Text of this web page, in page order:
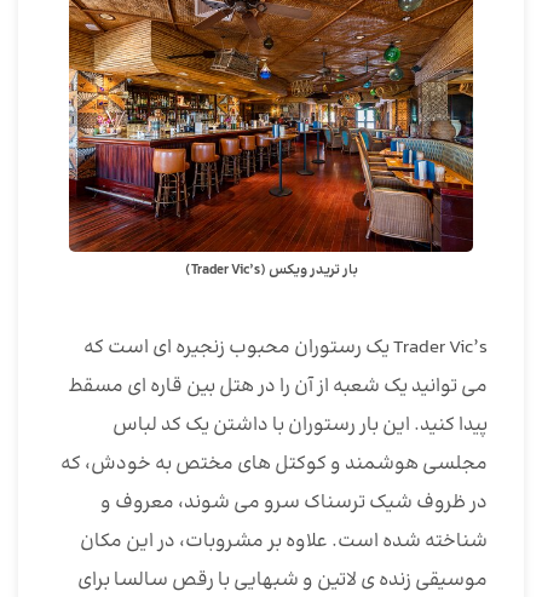
بار تریدر ویکس (Trader Vic’s)
Trader Vic’s یک رستوران محبوب زنجیره ای است که
می توانید یک شعبه از آن را در هتل بین قاره ای مسقط
پیدا کنید. این بار رستوران با داشتن یک کد لباس
مجلسی هوشمند و کوکتل های مختص به خودش، که
در ظروف شیک ترسناک سرو می شوند، معروف و
شناخته شده است. علاوه بر مشروبات، در این مکان
موسیقی زنده ی لاتین و شبهایی با رقص سالسا برای